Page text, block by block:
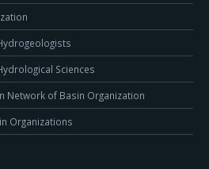
Sciences
Network of Basin Organization
Organizations